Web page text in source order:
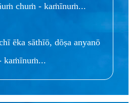
chuṁ - kaṁīnuṁ...
ēka sāthīō, dōṣa anyanō
kaṁīnuṁ...